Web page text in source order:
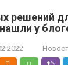
решений
у